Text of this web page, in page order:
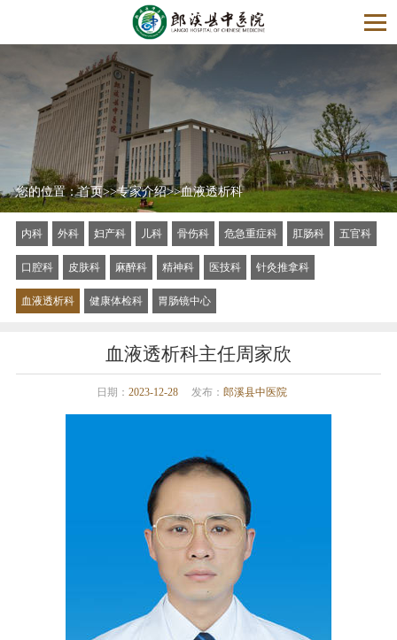
您的位置：首页>>专家介绍>>血液透析科
内科 外科 妇产科 儿科 骨伤科 危急重症科 肛肠科 五官科
口腔科 皮肤科 麻醉科 精神科 医技科 针灸推拿科
血液透析科 健康体检科 胃肠镜中心
血液透析科主任周家欣
日期： 2023-12-28 发布： 郎溪县中医院